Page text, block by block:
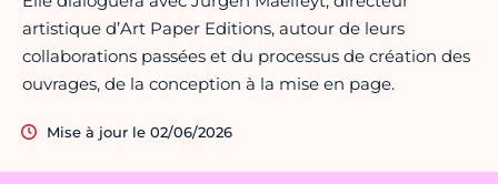
artistique d’Art Paper Editions, autour de leurs
collaborations passées et du processus de création des
ouvrages, de la conception à la mise en page.
Mise à jour le 02/06/2026